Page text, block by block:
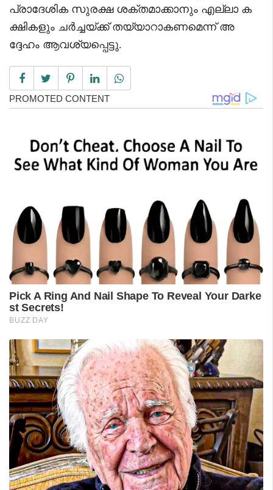
പ്രാദേശിക സുരക്ഷ ശക്തമാക്കാനും എല്ലാ ക
ക്ഷികളും ചർച്ചയ്ക്ക് തയ്യാറാകണമെന്ന് അ
ദ്ദേഹം ആവശ്യപ്പെട്ടു.